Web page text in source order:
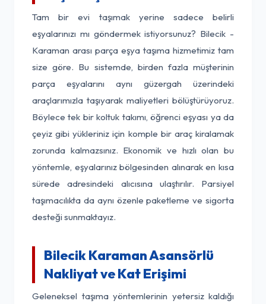
Tam bir evi taşımak yerine sadece belirli
eşyalarınızı mı göndermek istiyorsunuz? Bilecik -
Karaman arası parça eşya taşıma hizmetimiz tam
size göre. Bu sistemde, birden fazla müşterinin
parça eşyalarını aynı güzergah üzerindeki
araçlarımızla taşıyarak maliyetleri bölüştürüyoruz.
Böylece tek bir koltuk takımı, öğrenci eşyası ya da
çeyiz gibi yükleriniz için komple bir araç kiralamak
zorunda kalmazsınız. Ekonomik ve hızlı olan bu
yöntemle, eşyalarınız bölgesinden alınarak en kısa
sürede adresindeki alıcısına ulaştırılır. Parsiyel
taşımacılıkta da aynı özenle paketleme ve sigorta
desteği sunmaktayız.
Bilecik Karaman Asansörlü
Nakliyat ve Kat Erişimi
Geleneksel taşıma yöntemlerinin yetersiz kaldığı